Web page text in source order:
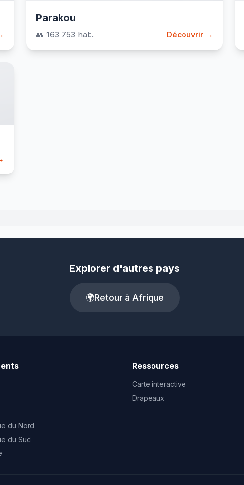
Parakou
👥 163 753 hab. Découvrir →
Explorer d'autres pays
🌍Retour à Afrique
du Nord
du Sud
Ressources
Carte interactive
Drapeaux